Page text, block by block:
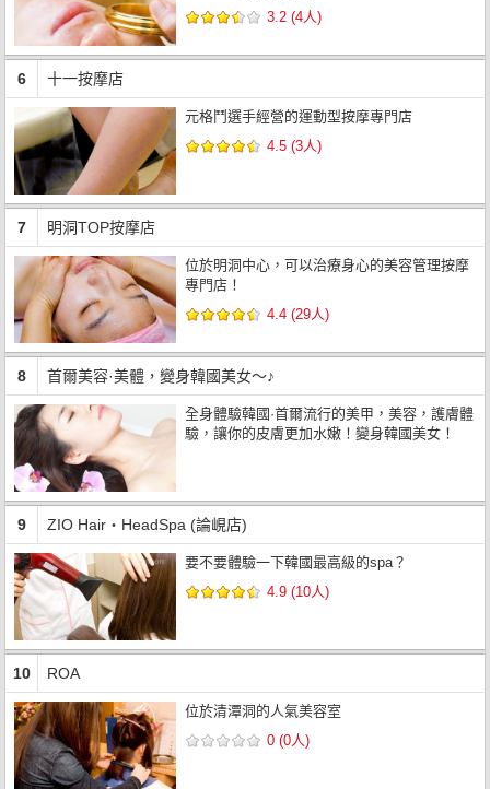
3.2 (4人)
6 十一按摩店
元格鬥選手經營的運動型按摩專門店
4.5 (3人)
7 明洞TOP按摩店
位於明洞中心，可以治療身心的美容管理按摩
專門店！
4.4 (29人)
8 首爾美容·美體，變身韓國美女～♪
全身體驗韓國·首爾流行的美甲，美容，護膚體
驗，讓你的皮膚更加水嫩！變身韓國美女！
9 ZIO Hair・HeadSpa (論峴店)
要不要體驗一下韓國最高級的spa？
4.9 (10人)
10 ROA
位於清潭洞的人氣美容室
0 (0人)